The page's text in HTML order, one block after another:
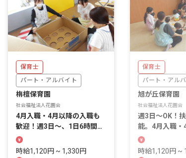
保育士
パート・アルバイト
栴檀保育園
社会福祉法人花園会
4月入職・4月以降の入職も
歓迎！週3日～、1日6時間～
勤務OKです
時給1,120円 ~ 1,330円
保育士
パート・アルバ
旭が丘保育園
社会福祉法人花園会
週3日～OK！扶
能。4月入職・
職も歓迎
時給1,120円 ~